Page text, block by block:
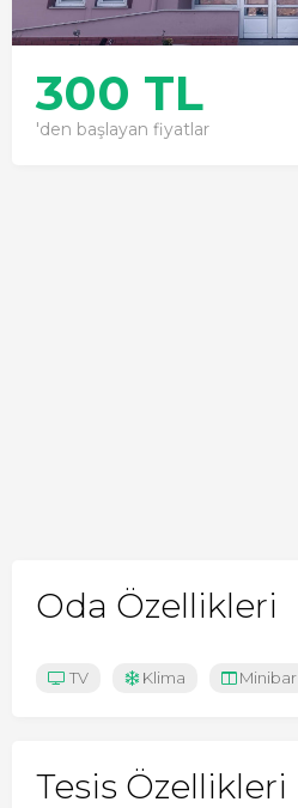
300 TL
'den başlayan fiyatlar
Oda Özellikleri
TV Klima Minibar
Tesis Özellikleri